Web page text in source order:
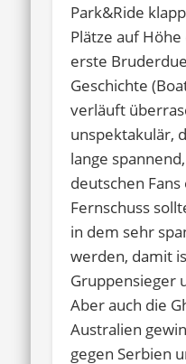
Park&Ride
Plätze auf
erste
Geschichte
verläuft
unspektakulär,
lange
deutschen Fans
Fernschuss
in dem sehr
werden, damit
Gruppensieger
Aber auch die
Australien
gegen Serbien